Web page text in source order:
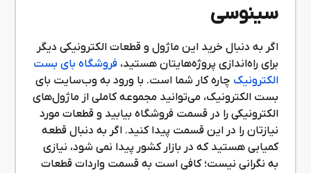
سینوسی
اگر به دنبال خرید این ماژول و قطعات الکترونیکی دیگر
برای راه‌اندازی پروژه‌هایتان هستید، فروشگاه بای بست
الکترونیک چاره کار شما است. با ورود به وب‌سایت بای
بست الکترونیک، می‌توانید مجموعه کاملی از ماژول‌های
الکترونیکی را در قسمت فروشگاه بیابید و قطعات مورد
نیازتان را در این قسمت پیدا کنید. اگر به دنبال قطعه
کمیابی هستید که در بازار کشور پیدا نمی شود، نیازی
به نگرانی نیست؛ کافی است به قسمت واردات قطعات